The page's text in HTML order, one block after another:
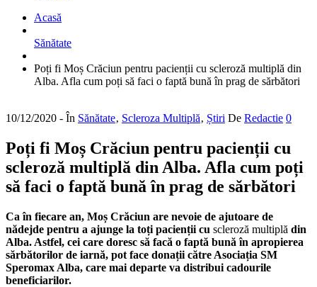
Acasă
Sănătate
Poți fi Moș Crăciun pentru pacienții cu scleroză multiplă din
Alba. Afla cum poți să faci o faptă bună în prag de sărbători
10/12/2020 - În Sănătate‚ Scleroza Multiplă‚ Știri De Redactie 0
Poți fi Moș Crăciun pentru pacienții cu
scleroză multiplă din Alba. Afla cum poți
să faci o faptă bună în prag de sărbători
Ca în fiecare an, Moș Crăciun are nevoie de ajutoare de
nădejde pentru a ajunge la toți pacienții cu scleroză multiplă din
Alba. Astfel, cei care doresc să facă o faptă bună în apropierea
sărbătorilor de iarnă, pot face donații către Asociația SM
Speromax Alba, care mai departe va distribui cadourile
beneficiarilor.